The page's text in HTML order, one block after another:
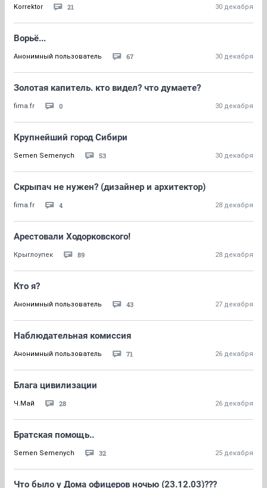
Korrektor 21 30 декабря
Ворьё...
Анонимный пользователь 67 30 декабря
Золотая капитель. кто видел? что думаете?
fima.fr 0 30 декабря
Крупнейший город Сибири
Semen Semenych 53 30 декабря
Скрыпач не нужен? (дизайнер и архитектор)
fima.fr 4 28 декабря
Арестовали Ходорковского!
Крыглоупек 89 28 декабря
Кто я?
Анонимный пользователь 43 27 декабря
Наблюдательная комиссия
Анонимный пользователь 71 26 декабря
Блага цивилизации
Ч.Май 28 26 декабря
Братская помощь..
Semen Semenych 32 25 декабря
Что было у Дома офицеров ночью (23.12.03)???